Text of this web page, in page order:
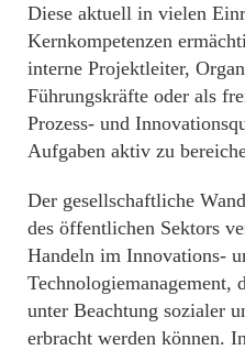
Diese aktuell in vielen
Kernkompetenzen
interne Projektleiter,
Führungskräfte oder als
Prozess- und
Aufgaben aktiv zu
Der gesellschaftliche
des öffentlichen Sektors
Handeln im Innovations-
Technologiemanagement,
unter Beachtung sozialer
erbracht werden können.